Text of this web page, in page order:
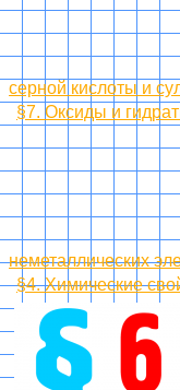
серной кислоты и
§7. Оксиды и
неметаллических
§4. Химические